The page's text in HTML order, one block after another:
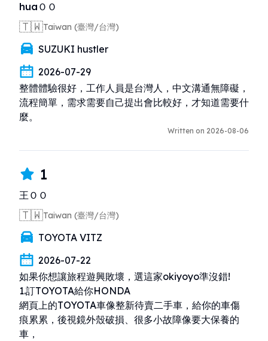
huaＯＯ
🇹🇼Taiwan (臺灣/台灣)
SUZUKI hustler
2026-07-29
整體體驗很好，工作人員是台灣人，中文溝通無障礙，
流程簡單，需求需要自己提出會比較好，才知道需要什
麼。
Written on 2026-08-06
1
王ＯＯ
🇹🇼Taiwan (臺灣/台灣)
TOYOTA VITZ
2026-07-22
如果你想讓旅程遊興敗壞，選這家okiyoyo準沒錯!
1.訂TOYOTA給你HONDA
網頁上的TOYOTA車像整新待賣二手車，給你的車傷
痕累累，後視鏡外殼破損、很多小故障像要大保養的
車，